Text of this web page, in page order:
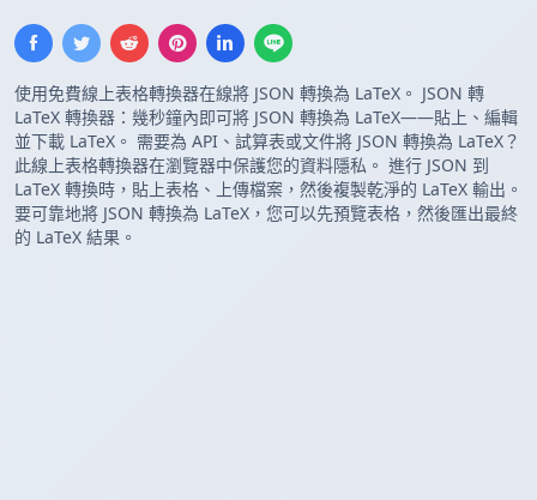
使用免費線上表格轉換器在線將 JSON 轉換為 LaTeX。 JSON 轉
LaTeX 轉換器：幾秒鐘內即可將 JSON 轉換為 LaTeX——貼上、編輯
並下載 LaTeX。 需要為 API、試算表或文件將 JSON 轉換為 LaTeX？
此線上表格轉換器在瀏覽器中保護您的資料隱私。 進行 JSON 到
LaTeX 轉換時，貼上表格、上傳檔案，然後複製乾淨的 LaTeX 輸出。
要可靠地將 JSON 轉換為 LaTeX，您可以先預覽表格，然後匯出最終
的 LaTeX 結果。